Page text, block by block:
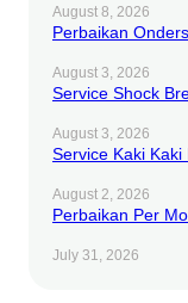
August 8, 2026
Perbaikan
August 3, 2026
Service Shock
August 3, 2026
Service Kaki
August 2, 2026
Perbaikan Per
July 31, 2026